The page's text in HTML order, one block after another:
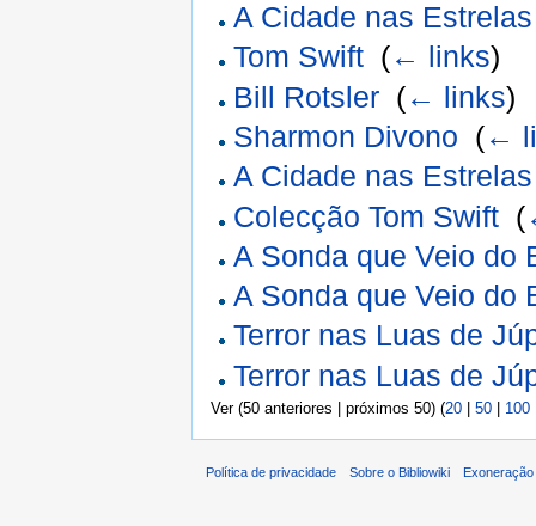
A Cidade nas Estrelas
Tom Swift (← links)
Bill Rotsler (← links)
Sharmon Divono (←
A Cidade nas
Colecção Tom Swift (
A Sonda que Veio do
A Sonda que Veio do
Terror nas Luas de
Terror nas Luas de
Ver (50 anteriores | próximos 50) (20 50 100
Política de privacidade Sobre o Bibliowiki